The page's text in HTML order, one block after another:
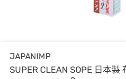
JAPANIMP
SUPER CLEAN SOPE 日本製